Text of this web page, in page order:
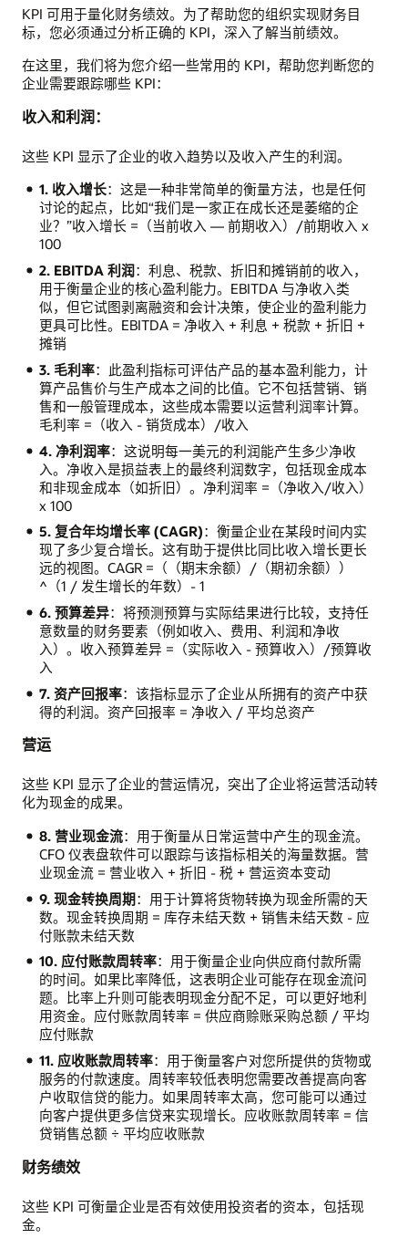
KPI 可用于量化财务绩效。为了帮助您的组织实现财务目
标，您必须通过分析正确的 KPI，深入了解当前绩效。
在这里，我们将为您介绍一些常用的 KPI，帮助您判断您的
企业需要跟踪哪些 KPI：
收入和利润：
这些 KPI 显示了企业的收入趋势以及收入产生的利润。
1. 收入增长：这是一种非常简单的衡量方法，也是任何
讨论的起点，比如“我们是一家正在成长还是萎缩的企
业？”收入增长 =（当前收入 — 前期收入）/前期收入 x
100
2. EBITDA 利润：利息、税款、折旧和摊销前的收入，
用于衡量企业的核心盈利能力。EBITDA 与净收入类
似，但它试图剥离融资和会计决策，使企业的盈利能力
更具可比性。EBITDA = 净收入 + 利息 + 税款 + 折旧 +
摊销
3. 毛利率：此盈利指标可评估产品的基本盈利能力，计
算产品售价与生产成本之间的比值。它不包括营销、销
售和一般管理成本，这些成本需要以运营利润率计算。
毛利率 =（收入 - 销货成本）/收入
4. 净利润率：这说明每一美元的利润能产生多少净收
入。净收入是损益表上的最终利润数字，包括现金成本
和非现金成本（如折旧）。净利润率 =（净收入/收入）
x 100
5. 复合年均增长率 (CAGR)：衡量企业在某段时间内实
现了多少复合增长。这有助于提供比同比收入增长更长
远的视图。CAGR =（（期末余额）/（期初余额））
^（1 / 发生增长的年数）- 1
6. 预算差异：将预测预算与实际结果进行比较，支持任
意数量的财务要素（例如收入、费用、利润和净收
入）。收入预算差异 =（实际收入 - 预算收入）/预算收
入
7. 资产回报率：该指标显示了企业从所拥有的资产中获
得的利润。资产回报率 = 净收入 / 平均总资产
营运
这些 KPI 显示了企业的营运情况，突出了企业将运营活动转
化为现金的成果。
8. 营业现金流：用于衡量从日常运营中产生的现金流。
CFO 仪表盘软件可以跟踪与该指标相关的海量数据。营
业现金流 = 营业收入 + 折旧 - 税 + 营运资本变动
9. 现金转换周期：用于计算将货物转换为现金所需的天
数。现金转换周期 = 库存未结天数 + 销售未结天数 - 应
付账款未结天数
10. 应付账款周转率：用于衡量企业向供应商付款所需
的时间。如果比率降低，这表明企业可能存在现金流问
题。比率上升则可能表明现金分配不足，可以更好地利
用资金。应付账款周转率 = 供应商赊账采购总额 / 平均
应付账款
11. 应收账款周转率：用于衡量客户对您所提供的货物或
服务的付款速度。周转率较低表明您需要改善提高向客
户收取信贷的能力。如果周转率太高，您可能可以通过
向客户提供更多信贷来实现增长。应收账款周转率 = 信
贷销售总额 ÷ 平均应收账款
财务绩效
这些 KPI 可衡量企业是否有效使用投资者的资本，包括现
金。